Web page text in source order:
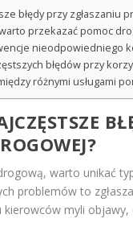
błędy przy zgłaszaniu
przekazać pomoc
nieodpowiedniego
błędów przy
różnymi usługami
warto unikać
problemów to
kierowców myli